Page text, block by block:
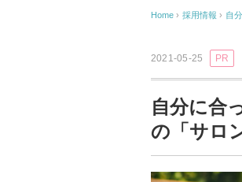
Home › 採用情報 › 自
2021-05-25 PR
自分に合
の「サロ